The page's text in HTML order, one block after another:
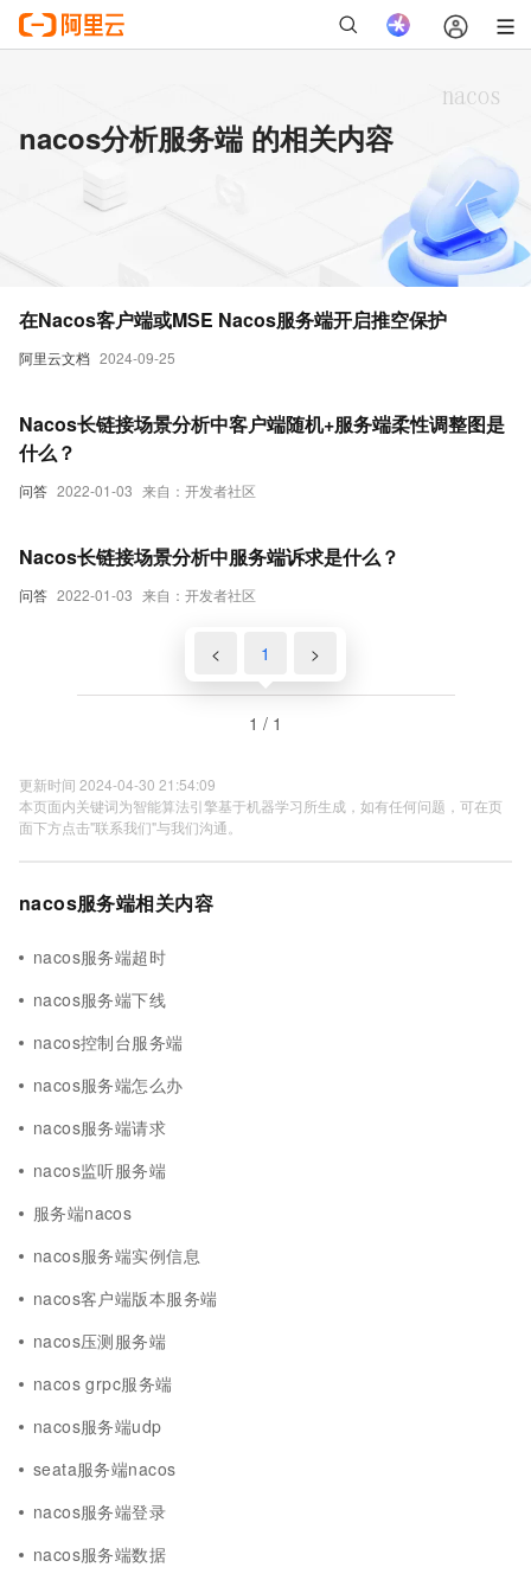
nacos分析服务端 的相关内容
阿里云文档 2024-09-25
在Nacos客户端或MSE Nacos服务端开启推空保护
问答 2022-01-03 来自：开发者社区
Nacos长链接场景分析中客户端随机+服务端柔性调整图是
什么？
问答 2022-01-03 来自：开发者社区
Nacos长链接场景分析中服务端诉求是什么？
< 1 >
1 / 1
更新时间 2024-04-30 21:54:09
本页面内关键词为智能算法引擎基于机器学习所生成，如有任何问题，可在页
面下方点击"联系我们"与我们沟通。
nacos服务端相关内容
nacos服务端超时
nacos服务端下线
nacos控制台服务端
nacos服务端怎么办
nacos服务端请求
nacos监听服务端
服务端nacos
nacos服务端实例信息
nacos客户端版本服务端
nacos压测服务端
nacos grpc服务端
nacos服务端udp
seata服务端nacos
nacos服务端登录
nacos服务端数据